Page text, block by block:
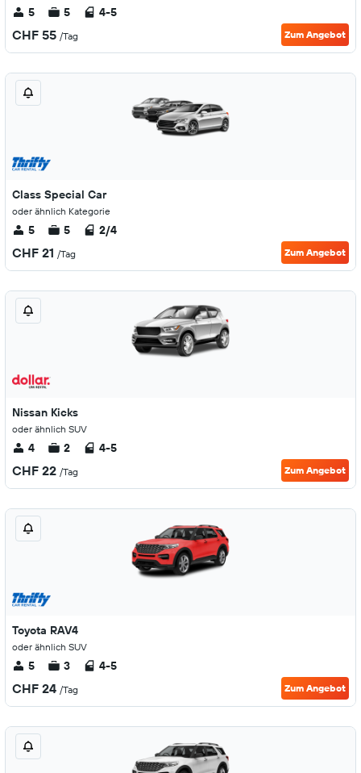
5 5 4-5
CHF 55 /Tag Zum Angebot
Class Special Car
oder ähnlich Kategorie
5 5 2/4
CHF 21 /Tag Zum Angebot
Nissan Kicks
oder ähnlich SUV
4 2 4-5
CHF 22 /Tag Zum Angebot
Toyota RAV4
oder ähnlich SUV
5 3 4-5
CHF 24 /Tag Zum Angebot